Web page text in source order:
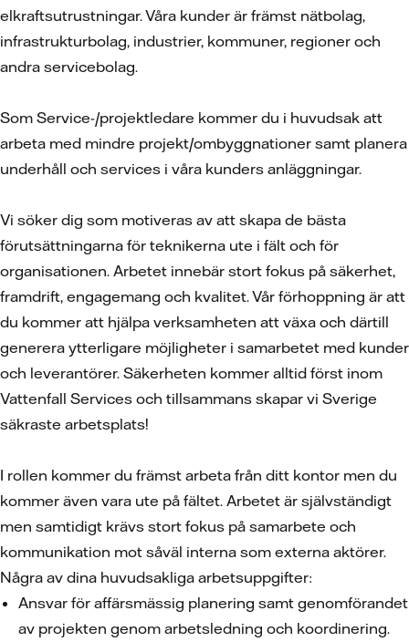
elkraftsutrustningar. Våra kunder är främst nätbolag,
infrastrukturbolag, industrier, kommuner, regioner och
andra servicebolag.
Som Service-/projektledare kommer du i huvudsak att
arbeta med mindre projekt/ombyggnationer samt planera
underhåll och services i våra kunders anläggningar.
Vi söker dig som motiveras av att skapa de bästa
förutsättningarna för teknikerna ute i fält och för
organisationen. Arbetet innebär stort fokus på säkerhet,
framdrift, engagemang och kvalitet. Vår förhoppning är att
du kommer att hjälpa verksamheten att växa och därtill
generera ytterligare möjligheter i samarbetet med kunder
och leverantörer. Säkerheten kommer alltid först inom
Vattenfall Services och tillsammans skapar vi Sverige
säkraste arbetsplats!
I rollen kommer du främst arbeta från ditt kontor men du
kommer även vara ute på fältet. Arbetet är självständigt
men samtidigt krävs stort fokus på samarbete och
kommunikation mot såväl interna som externa aktörer.
Några av dina huvudsakliga arbetsuppgifter:
Ansvar för affärsmässig planering samt genomförandet
av projekten genom arbetsledning och koordinering.